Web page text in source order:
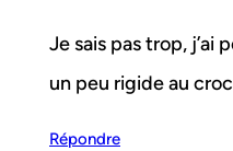
Je sais pas trop, j’ai
un peu rigide au
Répondre